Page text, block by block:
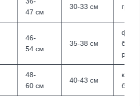
47 см
30-33 см
46-
54 см
35-38 см
48-
60 см
40-43 см
бігль